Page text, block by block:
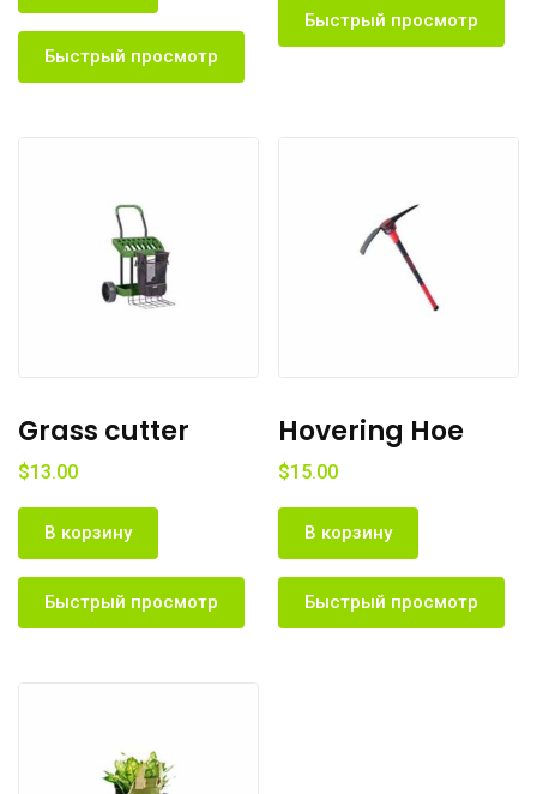
Быстрый просмотр
Быстрый просмотр
Grass cutter
$13.00
В корзину
Быстрый просмотр
Hovering Hoe
$15.00
В корзину
Быстрый просмотр